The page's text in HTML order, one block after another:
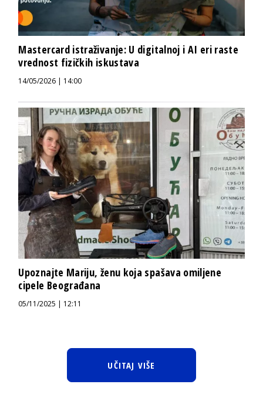
Mastercard istraživanje: U digitalnoj i AI eri raste
vrednost fizičkih iskustava
14/05/2026 | 14:00
Upoznajte Mariju, ženu koja spašava omiljene
cipele Beograđana
05/11/2025 | 12:11
UČITAJ VIŠE